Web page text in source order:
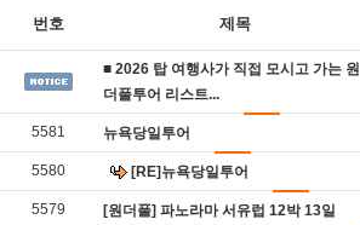
번호 제목
■ 2026 탑 여행사가 직접 모시고 가는 원
더풀투어 리스트​​...
5581 뉴욕당일투어
5580 [RE]뉴욕당일투어
5579 [원더풀] 파노라마 서유럽 12박 13일